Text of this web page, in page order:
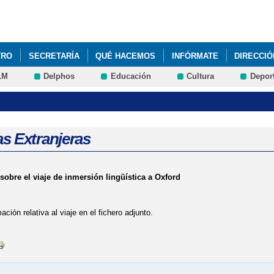
SECRETARÍA QUÉ HACEMOS INFÓRMATE
Delphos Educación Cultura
Extranjeras
el viaje de inmersión lingüística a Oxford
relativa al viaje en el fichero adjunto.